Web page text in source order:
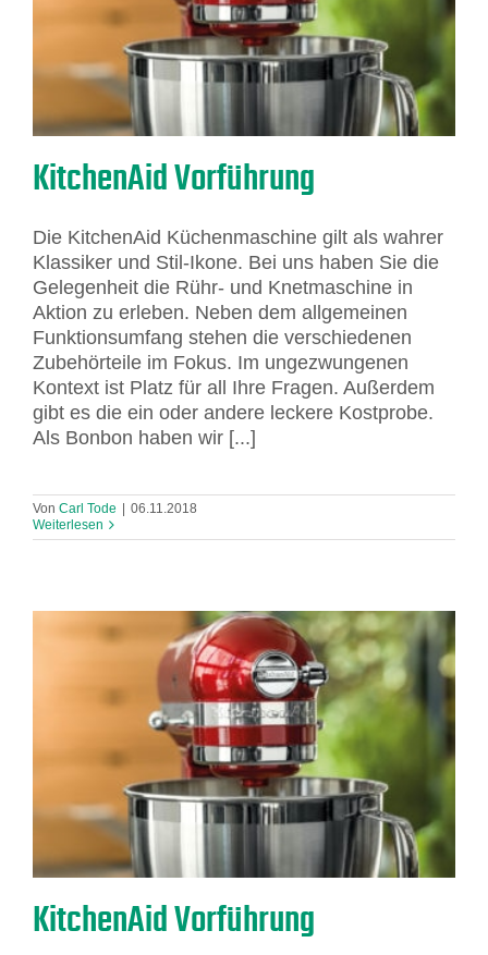
KitchenAid Vorführung
Die KitchenAid Küchenmaschine gilt als wahrer
Klassiker und Stil-Ikone. Bei uns haben Sie die
Gelegenheit die Rühr- und Knetmaschine in
Aktion zu erleben. Neben dem allgemeinen
Funktionsumfang stehen die verschiedenen
Zubehörteile im Fokus. Im ungezwungenen
Kontext ist Platz für all Ihre Fragen. Außerdem
gibt es die ein oder andere leckere Kostprobe.
Als Bonbon haben wir [...]
Von Carl Tode
06.11.2018
Weiterlesen
KitchenAid Vorführung